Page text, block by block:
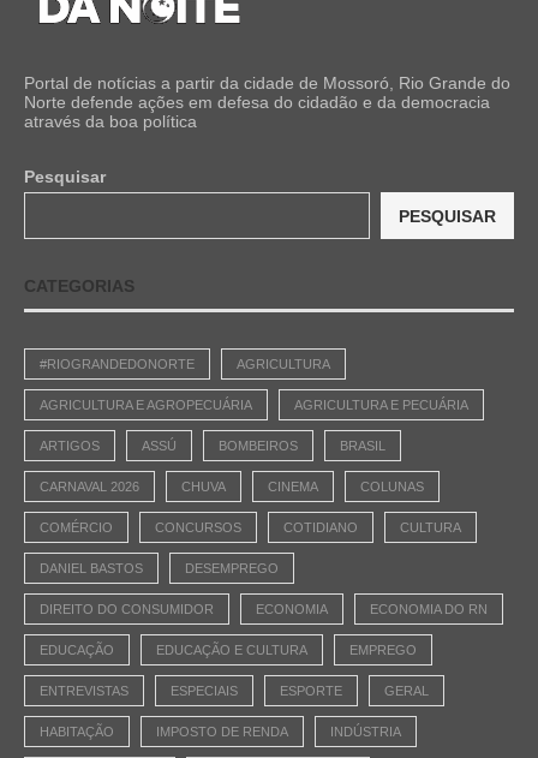
Portal de notícias a partir da cidade de Mossoró, Rio Grande do
Norte defende ações em defesa do cidadão e da democracia
através da boa política
Pesquisar
PESQUISAR
CATEGORIAS
#RIOGRANDEDONORTE AGRICULTURA
AGRICULTURA E AGROPECUÁRIA AGRICULTURA E PECUÁRIA
ARTIGOS ASSÚ BOMBEIROS BRASIL
CARNAVAL 2026 CHUVA CINEMA COLUNAS
COMÉRCIO CONCURSOS COTIDIANO CULTURA
DANIEL BASTOS DESEMPREGO
DIREITO DO CONSUMIDOR ECONOMIA ECONOMIA DO RN
EDUCAÇÃO EDUCAÇÃO E CULTURA EMPREGO
ENTREVISTAS ESPECIAIS ESPORTE GERAL
HABITAÇÃO IMPOSTO DE RENDA INDÚSTRIA